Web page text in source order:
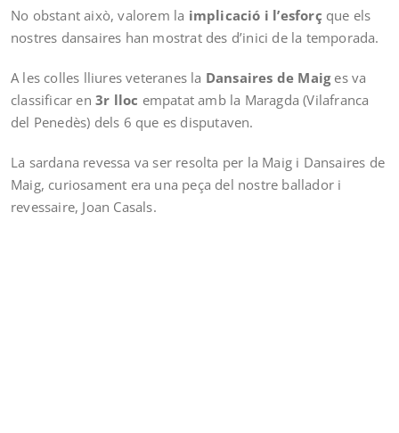
No obstant això, valorem la implicació i l’esforç que els
nostres dansaires han mostrat des d’inici de la temporada.
A les colles lliures veteranes la Dansaires de Maiges va
classificar en 3r lloc empatat amb la Maragda (Vilafranca
del Penedès) dels 6 que es disputaven.
La sardana revessa va ser resolta per la Maig i Dansaires de
Maig, curiosament era una peça del nostre ballador i
revessaire, Joan Casals.